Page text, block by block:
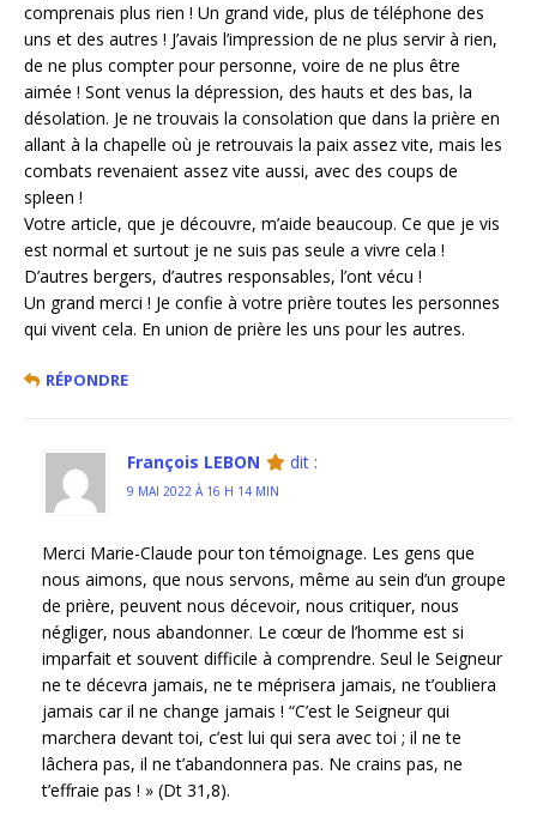
comprenais plus rien ! Un grand vide, plus de téléphone des
uns et des autres ! J’avais l’impression de ne plus servir à rien,
de ne plus compter pour personne, voire de ne plus être
aimée ! Sont venus la dépression, des hauts et des bas, la
désolation. Je ne trouvais la consolation que dans la prière en
allant à la chapelle où je retrouvais la paix assez vite, mais les
combats revenaient assez vite aussi, avec des coups de
spleen !
Votre article, que je découvre, m’aide beaucoup. Ce que je vis
est normal et surtout je ne suis pas seule a vivre cela !
D’autres bergers, d’autres responsables, l’ont vécu !
Un grand merci ! Je confie à votre prière toutes les personnes
qui vivent cela. En union de prière les uns pour les autres.
RÉPONDRE
François LEBON dit :
9 MAI 2022 À 16 H 14 MIN
Merci Marie-Claude pour ton témoignage. Les gens que
nous aimons, que nous servons, même au sein d’un groupe
de prière, peuvent nous décevoir, nous critiquer, nous
négliger, nous abandonner. Le cœur de l’homme est si
imparfait et souvent difficile à comprendre. Seul le Seigneur
ne te décevra jamais, ne te méprisera jamais, ne t’oubliera
jamais car il ne change jamais ! “C’est le Seigneur qui
marchera devant toi, c’est lui qui sera avec toi ; il ne te
lâchera pas, il ne t’abandonnera pas. Ne crains pas, ne
t’effraie pas ! » (Dt 31,8).